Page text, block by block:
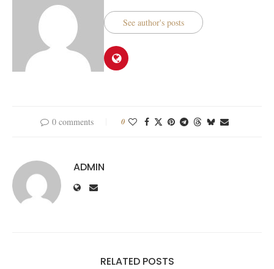
See author's posts
0 comments 0
ADMIN
RELATED POSTS